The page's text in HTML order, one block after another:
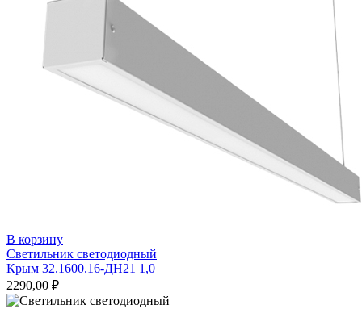
В корзину
Светильник светодиодный
Крым 32.1600.16-ДН21 1,0
2290,00 ₽